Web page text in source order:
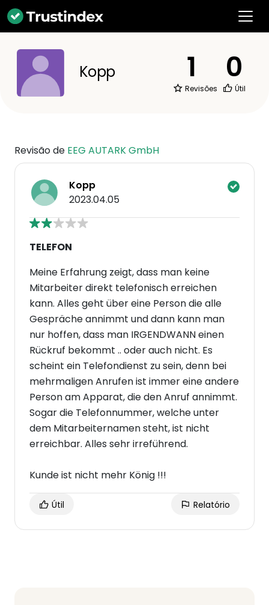
Kopp 1
Revisões
0
Útil
Revisão de EEG AUTARK GmbH
Kopp
2023.04.05
TELEFON
Meine Erfahrung zeigt, dass man keine
Mitarbeiter direkt telefonisch erreichen
kann. Alles geht über eine Person die alle
Gespräche annimmt und dann kann man
nur hoffen, dass man IRGENDWANN einen
Rückruf bekommt .. oder auch nicht. Es
scheint ein Telefondienst zu sein, denn bei
mehrmaligen Anrufen ist immer eine andere
Person am Apparat, die den Anruf annimmt.
Sogar die Telefonnummer, welche unter
dem Mitarbeiternamen steht, ist nicht
erreichbar. Alles sehr irreführend.
Kunde ist nicht mehr König !!!
Útil Relatório